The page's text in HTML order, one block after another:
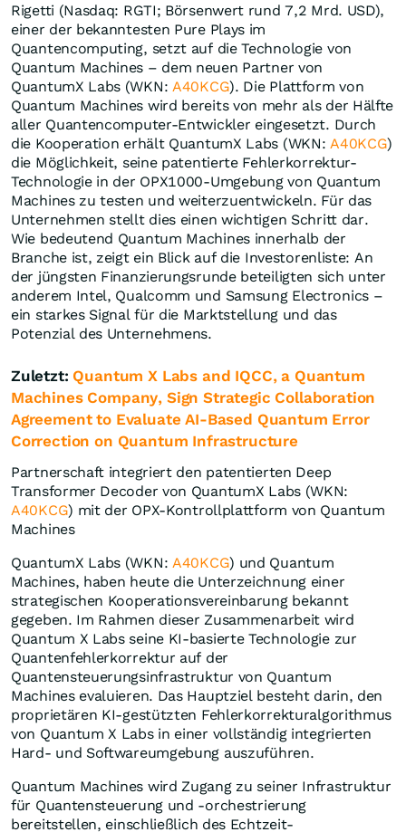
Rigetti (Nasdaq: RGTI; Börsenwert rund 7,2 Mrd. USD),
einer der bekanntesten Pure Plays im
Quantencomputing, setzt auf die Technologie von
Quantum Machines – dem neuen Partner von
QuantumX Labs (WKN: A40KCG). Die Plattform von
Quantum Machines wird bereits von mehr als der Hälfte
aller Quantencomputer-Entwickler eingesetzt. Durch
die Kooperation erhält QuantumX Labs (WKN: A40KCG)
die Möglichkeit, seine patentierte Fehlerkorrektur-
Technologie in der OPX1000-Umgebung von Quantum
Machines zu testen und weiterzuentwickeln. Für das
Unternehmen stellt dies einen wichtigen Schritt dar.
Wie bedeutend Quantum Machines innerhalb der
Branche ist, zeigt ein Blick auf die Investorenliste: An
der jüngsten Finanzierungsrunde beteiligten sich unter
anderem Intel, Qualcomm und Samsung Electronics –
ein starkes Signal für die Marktstellung und das
Potenzial des Unternehmens.
Zuletzt: Quantum X Labs and IQCC, a Quantum
Machines Company, Sign Strategic Collaboration
Agreement to Evaluate AI-Based Quantum Error
Correction on Quantum Infrastructure
Partnerschaft integriert den patentierten Deep
Transformer Decoder von QuantumX Labs (WKN:
A40KCG) mit der OPX-Kontrollplattform von Quantum
Machines
QuantumX Labs (WKN: A40KCG) und Quantum
Machines, haben heute die Unterzeichnung einer
strategischen Kooperationsvereinbarung bekannt
gegeben. Im Rahmen dieser Zusammenarbeit wird
Quantum X Labs seine KI-basierte Technologie zur
Quantenfehlerkorrektur auf der
Quantensteuerungsinfrastruktur von Quantum
Machines evaluieren. Das Hauptziel besteht darin, den
proprietären KI-gestützten Fehlerkorrekturalgorithmus
von Quantum X Labs in einer vollständig integrierten
Hard- und Softwareumgebung auszuführen.
Quantum Machines wird Zugang zu seiner Infrastruktur
für Quantensteuerung und -orchestrierung
bereitstellen, einschließlich des Echtzeit-